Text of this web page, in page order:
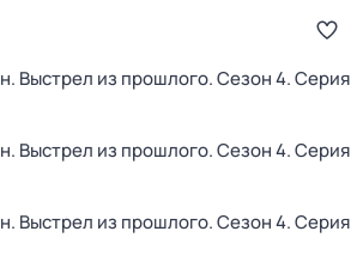
Выстрел из прошлого. Сезон 4. Серия
Выстрел из прошлого. Сезон 4. Серия
Выстрел из прошлого. Сезон 4. Серия